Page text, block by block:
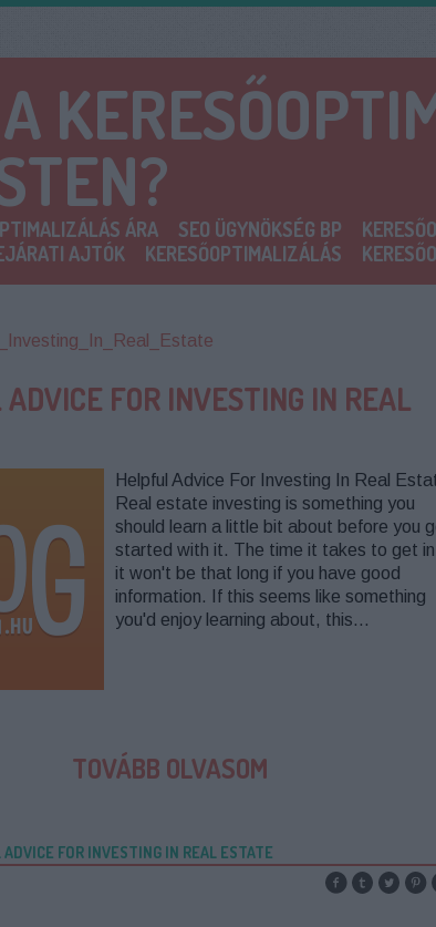
ÁRA SEO ÜGYNÖKSÉG BP
AJTÓK KERESŐOPTIMALIZÁLÁS
FOR INVESTING IN REAL
Helpful Advice For Investing In Real
Real estate investing is something you
should learn a little bit about before you
started with it. The time it takes to get
it won't be that long if you have good
information. If this seems like something
you'd enjoy learning about, this…
TOVÁBB OLVASOM
ADVICE FOR INVESTING IN REAL ESTATE